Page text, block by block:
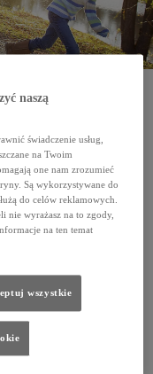
to miejsce na początku lat
importowanych pojazdów. Od tego
ale także miejsca ich
Crown do naszego pierwszego
obecność Toyoty w Europie.
całej Europie.
w latach 90. XX wieku
6 europejskich krajach.
z 400 europejskimi dostawcami.
naszą
świadczenie usług,
na Twoim
one nam zrozumieć
Są wykorzystywane do
do celów reklamowych.
nie wyrażasz na to zgody,
na ten temat
wszystkie